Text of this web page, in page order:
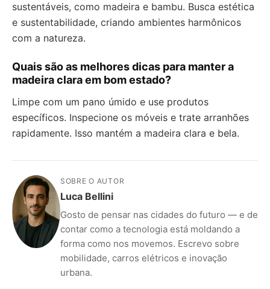
sustentáveis, como madeira e bambu. Busca estética
e sustentabilidade, criando ambientes harmônicos
com a natureza.
Quais são as melhores dicas para manter a
madeira clara em bom estado?
Limpe com um pano úmido e use produtos
específicos. Inspecione os móveis e trate arranhões
rapidamente. Isso mantém a madeira clara e bela.
SOBRE O AUTOR
Luca Bellini
Gosto de pensar nas cidades do futuro — e de
contar como a tecnologia está moldando a
forma como nos movemos. Escrevo sobre
mobilidade, carros elétricos e inovação
urbana.